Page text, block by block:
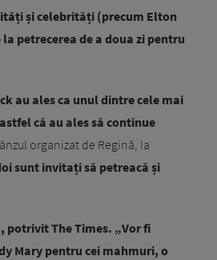
și celebrități (precum Elton
petrecerea de a doua zi pentru
au ales ca unul dintre cele mai
că au ales să continue
organizat de Regină, la
sunt invitați să petreacă și
potrivit The Times. „Vor fi
Mary pentru cei mahmuri, o